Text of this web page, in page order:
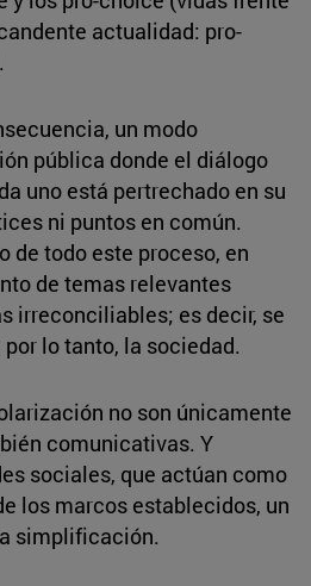
actualidad: pro-
un modo
pública donde el diálogo
uno está pertrechado en su
ni puntos en común.
de todo este proceso, en
de temas relevantes
irreconciliables; es decir, se
lo tanto, la sociedad.
no son únicamente
comunicativas. Y
sociales, que actúan como
los marcos establecidos, un
simplificación.